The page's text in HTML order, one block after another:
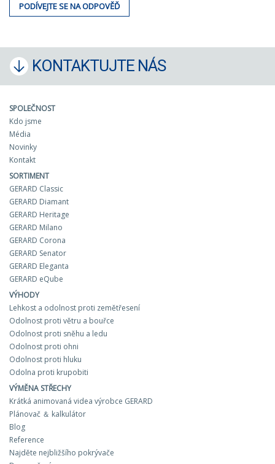
PODÍVEJTE SE NA ODPOVĚĎ
KONTAKTUJTE NÁS
SPOLEČNOST
Kdo jsme
Média
Novinky
Kontakt
SORTIMENT
GERARD Classic
GERARD Diamant
GERARD Heritage
GERARD Milano
GERARD Corona
GERARD Senator
GERARD Eleganta
GERARD eQube
VÝHODY
Lehkost a odolnost proti zemětřesení
Odolnost proti větru a bouřce
Odolnost proti sněhu a ledu
Odolnost proti ohni
Odolnost proti hluku
Odolna proti krupobiti
VÝMĚNA STŘECHY
Krátká animovaná videa výrobce GERARD
Plánovač ＆ kalkulátor
Blog
Reference
Najděte nejbližšího pokrývače